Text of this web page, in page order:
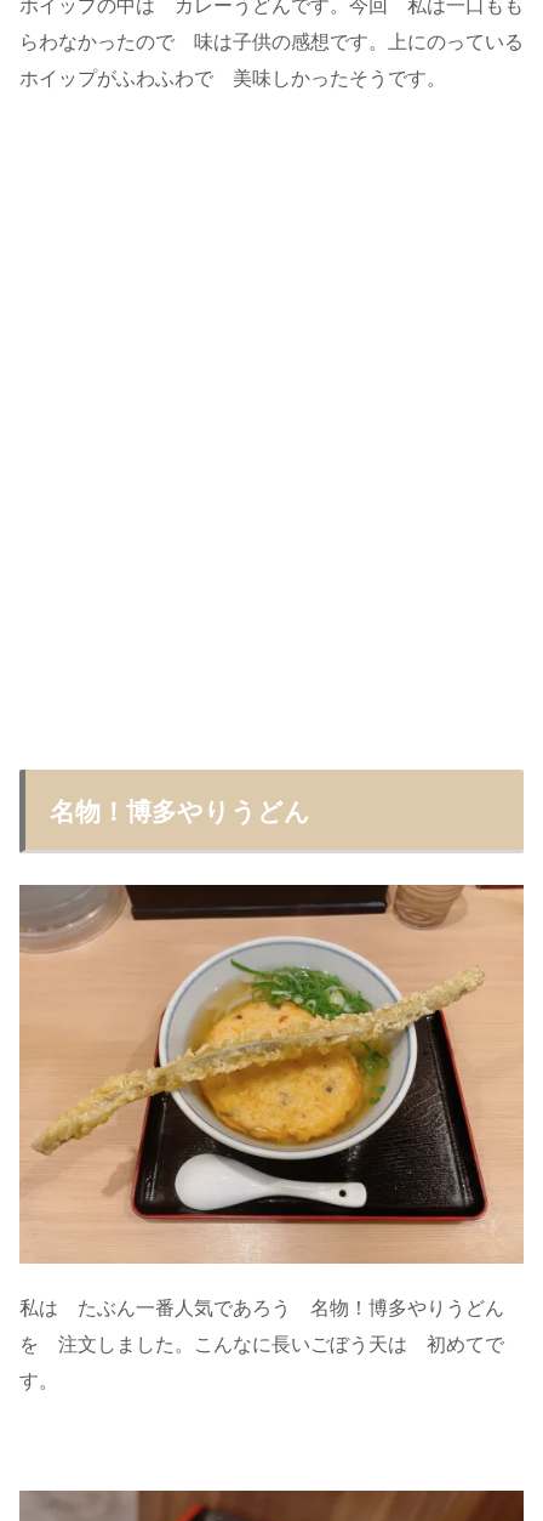
ホイップの中は カレーうどんです。今回 私は一口もも
らわなかったので 味は子供の感想です。上にのっている
ホイップがふわふわで 美味しかったそうです。
名物！博多やりうどん
私は たぶん一番人気であろう 名物！博多やりうどん
を 注文しました。こんなに長いごぼう天は 初めてで
す。